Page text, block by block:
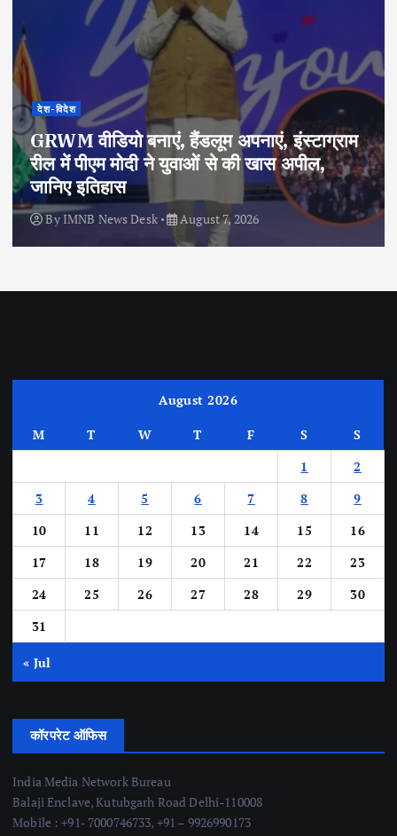
देश-विदेश
GRWM वीडियो बनाएं, हैंडलूम अपनाएं, इंस्टाग्राम
रील में पीएम मोदी ने युवाओं से की खास अपील,
जानिए इतिहास
By IMNB News Desk August 7, 2026
August 2026
M T W T F S
S
1
2
3
4 5 6 7 8
9
10
11 12 13 14 15
16
17
18 19 20 21 22
23
24
25 26 27 28 29
30
31
« Jul
कॉरपरेट ऑफिस
India Media Network Bureau
Balaji Enclave, Kutubgarh Road Delhi-110008
Mobile : +91- 7000746733, +91 – 9926990173